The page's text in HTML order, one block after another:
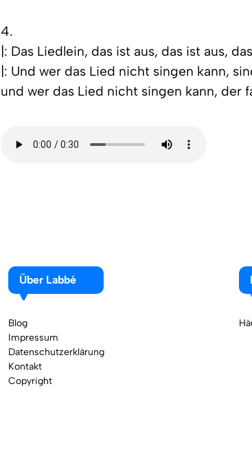
4.
|: Das Liedlein, das ist aus, das ist aus,
|: Und wer das Lied nicht singen kann,
und wer das Lied nicht singen kann, der
Über Labbé
Blog
Impressum
Datenschutzerklärung
Kontakt
Copyright